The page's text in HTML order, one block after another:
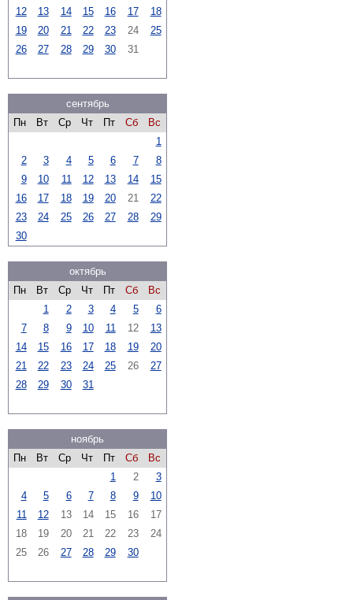
12
13 14 15 16 17
18
19
20 21 22 23 24
25
26
27 28 29 30 31
сентябрь
Пн
Вт Ср Чт Пт Сб
Вс
1
2
3 4 5 6 7
8
9
10 11 12 13 14
15
16
17 18 19 20 21
22
23
24 25 26 27 28
29
30
октябрь
Пн
Вт Ср Чт Пт Сб
Вс
1
2 3 4 5
6
7
8 9 10 11 12
13
14
15 16 17 18 19
20
21
22 23 24 25 26
27
28
29 30 31
ноябрь
Пн
Вт Ср Чт Пт Сб
Вс
1
2
3
4
5 6 7 8 9
10
11
12 13 14 15 16
17
18
19 20 21 22 23
24
25
26 27 28 29 30